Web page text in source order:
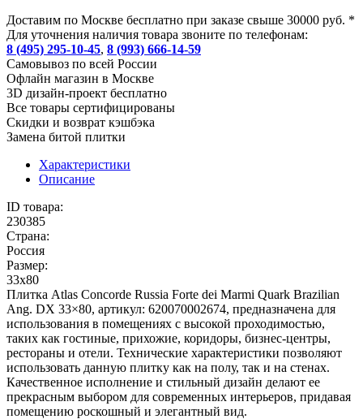
Доставим по Москве бесплатно при заказе свыше 30000 руб. *
Для уточнения наличия товара звоните по телефонам:
8 (495) 295-10-45, 8 (993) 666-14-59
Cамовывоз по всей России
Офлайн магазин в Москве
3D дизайн-проект бесплатно
Все товары сертифицированы
Скидки и возврат кэшбэка
Замена битой плитки
Характеристики
Описание
ID товара:
230385
Страна:
Россия
Размер:
33x80
Плитка Atlas Concorde Russia Forte dei Marmi Quark Brazilian
Ang. DX 33×80, артикул: 620070002674, предназначена для
использования в помещениях с высокой проходимостью,
таких как гостиные, прихожие, коридоры, бизнес-центры,
рестораны и отели. Технические характеристики позволяют
использовать данную плитку как на полу, так и на стенах.
Качественное исполнение и стильный дизайн делают ее
прекрасным выбором для современных интерьеров, придавая
помещению роскошный и элегантный вид.